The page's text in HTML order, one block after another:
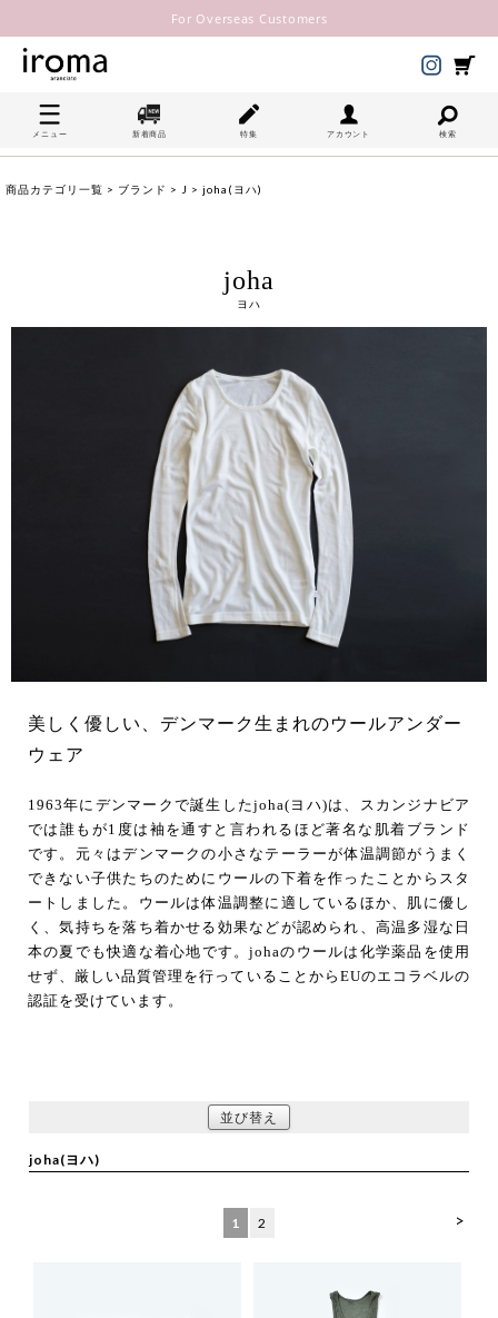
For Overseas Customers
メニュー 新着商品 特集 アカウント 検索
商品カテゴリ一覧 > ブランド > J > joha(ヨハ)
joha
ヨハ
美しく優しい、デンマーク生まれのウールアンダー
ウェア
1963年にデンマークで誕生したjoha(ヨハ)は、スカンジナビア
では誰もが1度は袖を通すと言われるほど著名な肌着ブランド
です。元々はデンマークの小さなテーラーが体温調節がうまく
できない子供たちのためにウールの下着を作ったことからスタ
ートしました。ウールは体温調整に適しているほか、肌に優し
く、気持ちを落ち着かせる効果などが認められ、高温多湿な日
本の夏でも快適な着心地です。johaのウールは化学薬品を使用
せず、厳しい品質管理を行っていることからEUのエコラベルの
認証を受けています。
並び替え
joha(ヨハ)
>
1 2